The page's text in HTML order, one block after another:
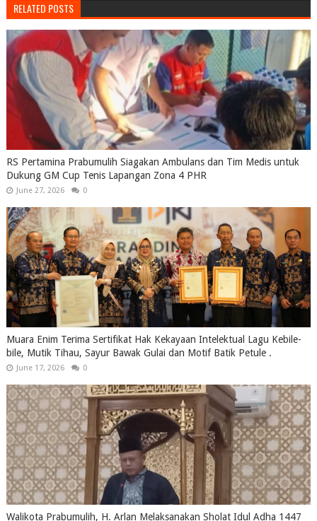
RELATED POSTS
RS Pertamina Prabumulih Siagakan Ambulans dan Tim Medis untuk
Dukung GM Cup Tenis Lapangan Zona 4 PHR
June 27, 2026 0
Muara Enim Terima Sertifikat Hak Kekayaan Intelektual Lagu Kebile-
bile, Mutik Tihau, Sayur Bawak Gulai dan Motif Batik Petule .
June 17, 2026 0
Walikota Prabumulih, H. Arlan Melaksanakan Sholat Idul Adha 1447